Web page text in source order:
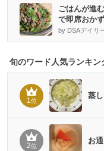
ごはんが進
で即席おかず
by DSAデイリ
旬のワード人気ランキン
1位
蒸
2位
お